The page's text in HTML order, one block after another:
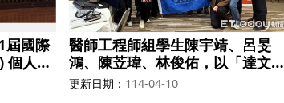
屆國際
個人獎
醫師工程師組學生陳宇靖、呂旻
鴻、陳苙瑋、林俊佑，以「達文西
EIS-AI」的創新設計，參加美國伊
更新日期 114-04-10